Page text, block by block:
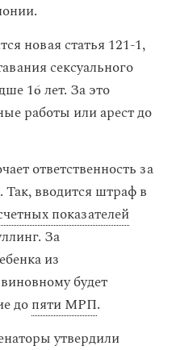
новая статья 121-1,
сексуального
16 лет. За это
работы или арест до
ответственность за
Так, вводится штраф в
показателей
За
из
будет
допяти МРП.
утвердили